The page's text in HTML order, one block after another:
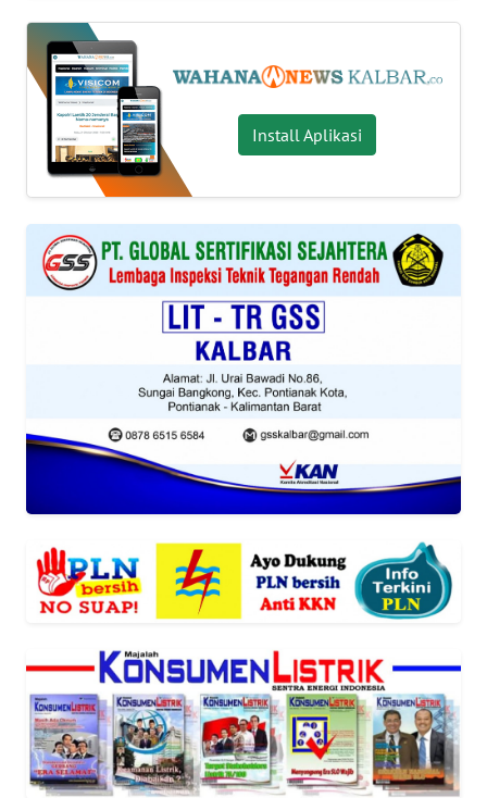
Install Aplikasi
INFO
IKLAN
TENTANG
KAMI
PEDOMAN
MEDIA
SIBER
DISCLAIMER
Wahana
Regional
WN
JAKARTA
WN
JABAR